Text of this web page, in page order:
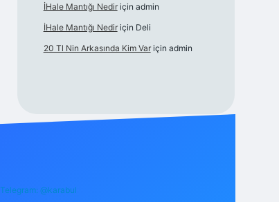
İHale Mantığı Nediriçin admin
İHale Mantığı Nediriçin Deli
20 Tl Nin Arkasında Kim Variçin admin
Telegram: @karabul